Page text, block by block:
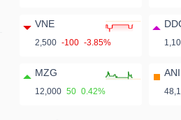
VNE
2,500 -100 -3.85%
MZG
12,000 50 0.42%
ANI